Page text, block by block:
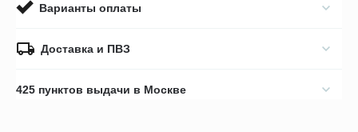
Варианты оплаты
Доставка и ПВЗ
425 пунктов выдачи в Москве